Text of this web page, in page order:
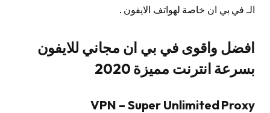
الـ في بي ان خاصة لهواتف الايفون .
افضل واقوى في بي ان مجاني للايفون
بسرعة انترنت مميزة 2020
VPN – Super Unlimited Proxy